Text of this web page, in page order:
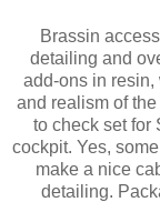
Brassin
detailing and
add-ons in
and realism of
to check set for
cockpit. Yes,
make a nice
detailing.